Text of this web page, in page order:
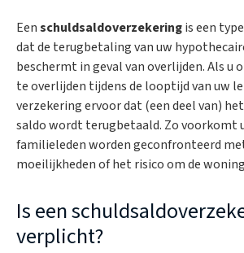
Eenschuldsaldoverzekeringis een
dat de terugbetaling van uw
beschermt in geval van overlijden. Als u
te overlijden tijdens de looptijd van uw
verzekering ervoor dat (een deel van)
saldo wordt terugbetaald. Zo voorkomt
familieleden worden geconfronteerd
moeilijkheden of het risico om de
Is een
verplicht?